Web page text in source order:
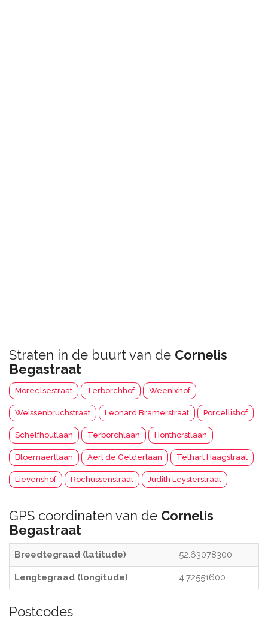
Straten in de buurt van de Cornelis
Begastraat
Moreelsestraat Terborchhof Weenixhof
Weissenbruchstraat Leonard Bramerstraat Porcellishof
Schelfhoutlaan Terborchlaan Honthorstlaan
Bloemaertlaan Aert de Gelderlaan Tethart Haagstraat
Lievenshof Rochussenstraat Judith Leysterstraat
GPS coordinaten van de Cornelis
Begastraat
Breedtegraad (latitude) 52.63078300
Lengtegraad (longitude) 4.72551600
Postcodes